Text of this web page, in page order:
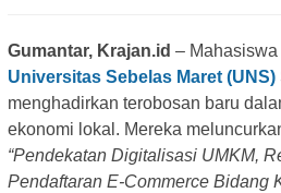
Gumantar, Krajan.id –
Universitas Sebelas Maret (UNS)
menghadirkan terobosan baru
ekonomi lokal. Mereka
“Pendekatan Digitalisasi UMKM,
Pendaftaran E-Commerce Bidang